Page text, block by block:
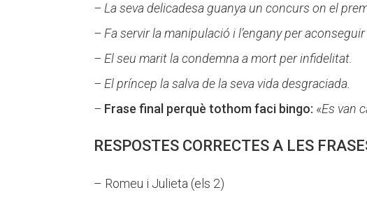
– La seva delicadesa guanya un concurs on el
–Fa servir la manipulació i l’engany per
–El seu marit la condemna a mort per infidelitat.
–El príncep la salva de la seva vida desgraciada.
– Frase final perquè tothom faci bingo: «Es van
RESPOSTES CORRECTES A LES
– Romeu i Julieta (els 2)